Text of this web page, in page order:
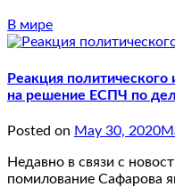
В мире
Реакция
на решение ЕСПЧ по
Posted on May 30, 2020
Недавно в связи с
помилование Сафарова